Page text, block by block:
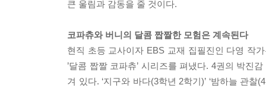
큰 울림과 감동을 줄 것이다.
코파츄와 버니의 달콤 짭짤한 모험은 계속된다
현직 초등 교사이자 EBS 교재 집필진인 다영 작
’달콤 짭짤 코파츄’ 시리즈를 펴냈다. 4권의 박진
겨 있다. ‘지구와 바다(3학년 2학기)’ ‘밤하늘 관찰